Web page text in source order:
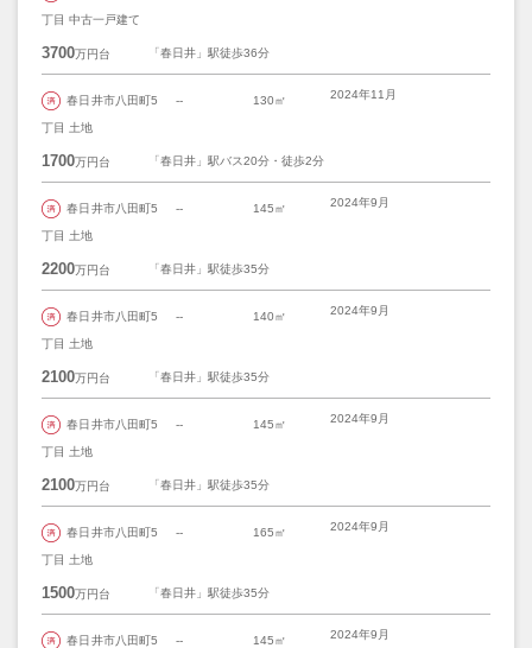
丁目 中古一戸建て
3700万円台 「春日井」駅徒歩36分
春日井市八田町5
丁目 土地
2024年11月
1700万円台
-- 130㎡
「春日井」駅バス20分・徒歩2分
春日井市八田町5
丁目 土地
2024年9月
2200万円台
-- 145㎡
「春日井」駅徒歩35分
春日井市八田町5
丁目 土地
2024年9月
2100万円台
-- 140㎡
「春日井」駅徒歩35分
春日井市八田町5
丁目 土地
2024年9月
2100万円台
-- 145㎡
「春日井」駅徒歩35分
春日井市八田町5
丁目 土地
2024年9月
1500万円台
-- 165㎡
「春日井」駅徒歩35分
春日井市八田町5 2024年9月
-- 145㎡